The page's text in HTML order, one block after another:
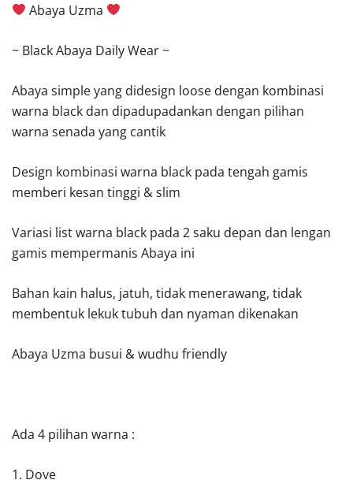
Abaya Uzma
~ Black Abaya Daily Wear ~
Abaya simple yang didesign loose dengan kombinasi
warna black dan dipadupadankan dengan pilihan
warna senada yang cantik
Design kombinasi warna black pada tengah gamis
memberi kesan tinggi & slim
Variasi list warna black pada 2 saku depan dan lengan
gamis mempermanis Abaya ini
Bahan kain halus, jatuh, tidak menerawang, tidak
membentuk lekuk tubuh dan nyaman dikenakan
Abaya Uzma busui & wudhu friendly
Ada 4 pilihan warna :
1. Dove